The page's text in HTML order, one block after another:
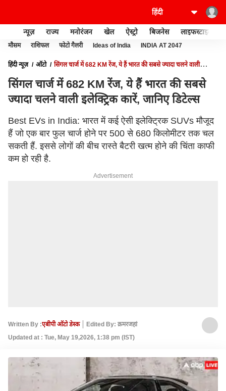
न्यूज़ राज्य मनोरंजन खेल ऐस्ट्रो बिजनेस लाइफस्टाइल
मौसम राशिफल फोटो गैलरी Ideas of India INDIA AT 2047
हिंदी न्यूज़ ऑटो
सिंगल चार्ज में 682 KM रेंज, ये हैं भारत की सबसे ज्यादा चलने वाली
सिंगल चार्ज में 682 KM रेंज, ये हैं भारत की सबसे
ज्यादा चलने वाली इलेक्ट्रिक कारें, जानिए डिटेल्स
Best EVs in India: भारत में कई ऐसी इलेक्ट्रिक SUVs मौजूद
हैं जो एक बार फुल चार्ज होने पर 500 से 680 किलोमीटर तक चल
सकती हैं. इससे लोगों की बीच रास्ते बैटरी खत्म होने की चिंता काफी
कम हो रही है.
Advertisement
Written By :एबीपी ऑटो डेस्क
Edited By: क़मरजहां
Updated at : Tue, May 19,2026, 1:38 pm (IST)